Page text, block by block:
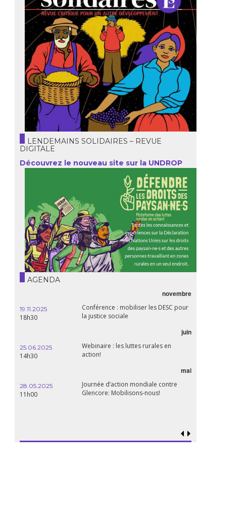
LENDEMAINS SOLIDAIRES – REVUE
DIGITALE
Découvrez le nouveau site sur la UNDROP
AGENDA
novembre
19.11.2025
18h30
Conférence : mobiliser les DESC pour
la justice sociale
juin
25.06.2025
14h30
Webinaire : les luttes rurales en
action!
mai
28.05.2025
11h00
Journée d’action mondiale contre
Glencore: Mobilisons-nous!